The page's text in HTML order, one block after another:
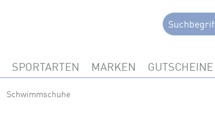
SPORTARTEN MARKEN GUTSCHEINE
Schwimmschuhe